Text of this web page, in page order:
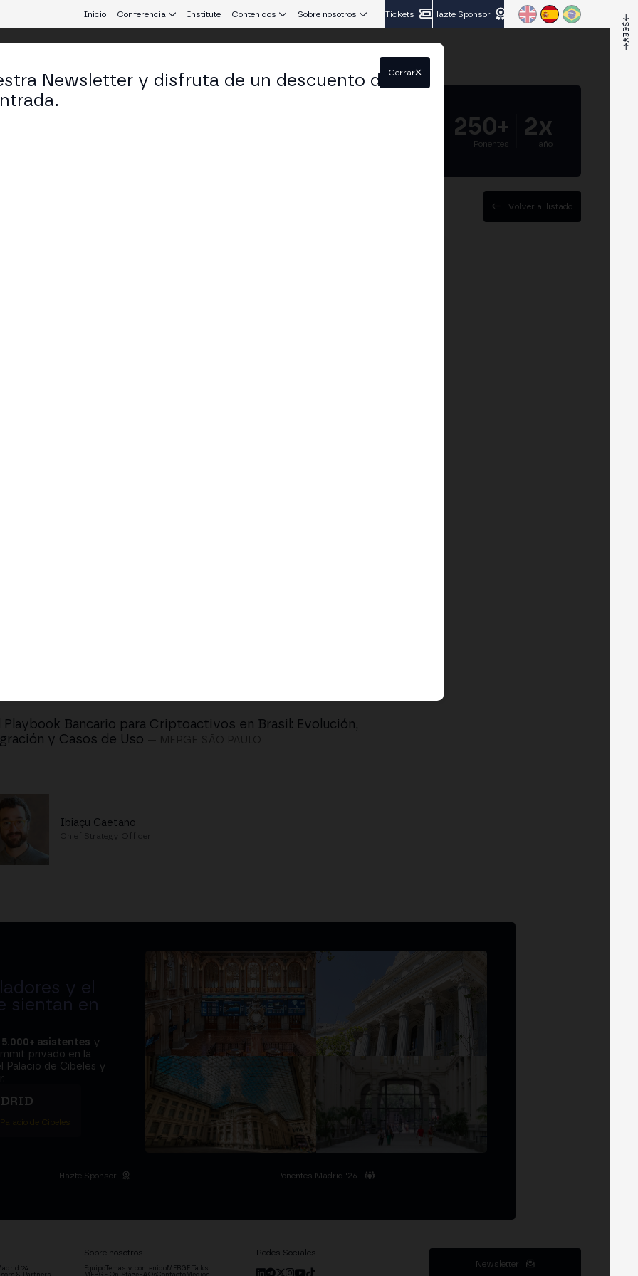
Inicio Conferencia Institute Contenidos Sobre nosotros Tickets Hazte Sponsor
250+
Ponentes
2x
año
Volver al listado
Playbook Bancario para Criptoactivos en Brasil: Evolución,
y Casos de Uso
Ibiaçu Caetano
Chief Strategy Officer
y el
sientan en
5.000+ asistentes y
privado en la
Palacio de Cibeles y
de Cibeles
Hazte Sponsor Ponentes Madrid '26
'24
Sobre nosotros
EquipoTemas y contenidoMERGE Talks
Redes Sociales
Newsletter
Newsletter y disfruta de un descuento delCerrar